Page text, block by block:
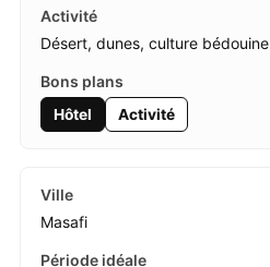
Désert, dunes, culture bédouine
Hôtel Activité
Masafi